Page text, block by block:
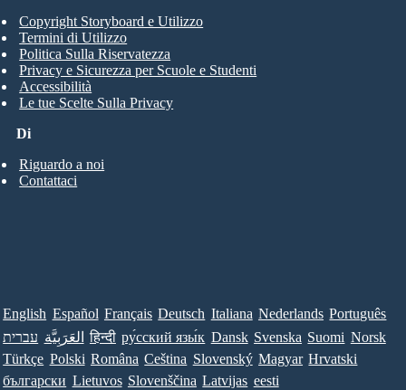
Di
Riguardo a noi
Contattaci
Copyright Storyboard e Utilizzo
Termini di Utilizzo
Politica Sulla Riservatezza
Privacy e Sicurezza per Scuole e Studenti
Accessibilità
Le tue Scelte Sulla Privacy
English Español Français Deutsch Italiana Nederlands Português
עברית العَرَبِيَّة हिन्दी ру́сский язы́к Dansk Svenska Suomi Norsk
Türkçe Polski Româna Ceština Slovenský Magyar Hrvatski
български Lietuvos Slovenščina Latvijas eesti